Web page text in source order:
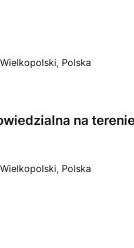
Polska
na
Polska